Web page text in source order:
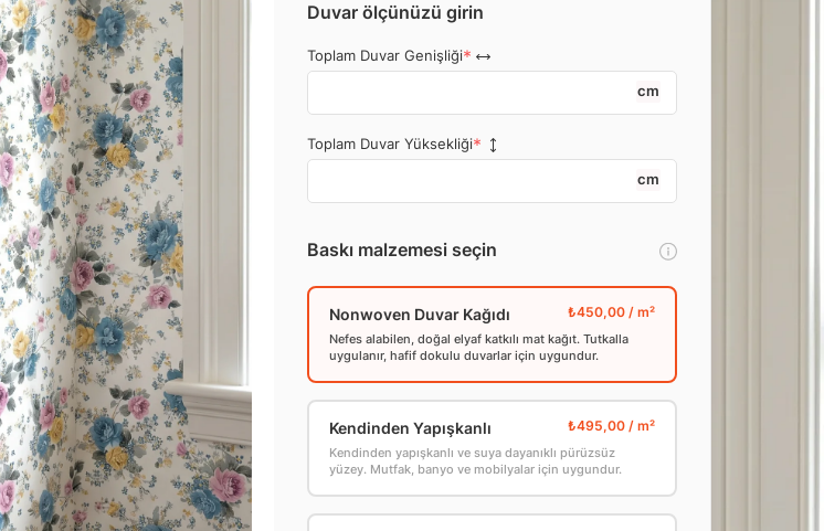
Duvar ölçünüzü girin
Toplam Duvar Genişliği
cm
Toplam Duvar Yüksekliği
cm
Baskı malzemesi seçin
Nonwoven Duvar Kağıdı
Nefes alabilen, doğal elyaf katkılı mat kağıt. Tutkalla
uygulanır, hafif dokulu duvarlar için uygundur.
Kendinden Yapışkanlı
Kendinden yapışkanlı ve suya dayanıklı pürüzsüz
yüzey. Mutfak, banyo ve mobilyalar için uygundur.